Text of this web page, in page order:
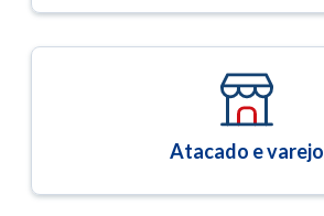
Atacado e varejo